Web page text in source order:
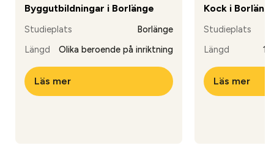
Byggutbildningar i Borlänge
Studieplats
Borlänge
Längd
Olika beroende på inriktning
Läs mer
Kock i
Studieplats
Längd
Läs mer